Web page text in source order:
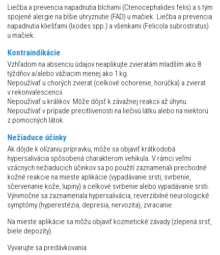
Liečba a prevencia napadnutia blchami (Ctenocephalides felis) a s tým
spojené alergie na blšie uhryznutie (FAD) u mačiek. Liečba a prevencia
napadnutia kliešťami (Ixodes spp.) a všenkami (Felicola subrostratus)
u mačiek.
Kontraindikácie
Vzhľadom na absenciu údajov neaplikujte zvieratám mladším ako 8
týždňov a/alebo vážiacim menej ako 1 kg.
Nepoužívať u chorých zvierat (celkové ochorenie, horúčka) a zvierat
v rekonvalescencii.
Nepoužívať u králikov. Môže dôjsť k závažnej reakcii až úhynu.
Nepoužívať v prípade precitlivenosti na liečivú látku alebo na niektorú
z pomocných látok.
Nežiaduce účinky
Ak dôjde k olízaniu prípravku, môže sa objaviť krátkodobá
hypersalivácia spôsobená charakterom vehikula. V rámci veľmi
vzácnych nežiaducich účinkov sa po použití zaznamenali prechodné
kožné reakcie na mieste aplikácie (vypadávanie srsti, svrbenie,
sčervenanie kože, lupiny) a celkové svrbenie alebo vypadávanie srsti.
Výnimočne sa zaznamenala hypersalivácia, reverzibilné neurologické
symptómy (hyperestézia, depresia, nervozita), zvracanie.
Na mieste aplikácie sa môžu objaviť kozmetické závady (zlepená srsť,
biele depozity).
Vyvarujte sa predávkovania.